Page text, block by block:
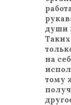
души
на
тому